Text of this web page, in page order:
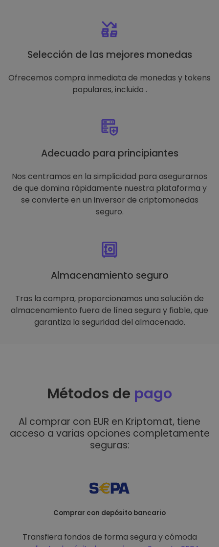
Selección de las mejores monedas
Ofrecemos compra inmediata de monedas y tokens
populares, incluido .
Adecuado para principiantes
Nos centramos en la simplicidad para asegurarnos
de que domina rápidamente nuestra plataforma y
se convierte en un inversor de criptomonedas
seguro.
Almacenamiento seguro
Tras la compra, proporcionamos una solución de
almacenamiento fuera de línea segura y fiable, que
garantiza la seguridad del almacenado.
Métodos de pago
Al comprar con EUR en Kriptomat, tiene
acceso a varias opciones completamente
seguras:
Comprar con depósito bancario
Transfiera fondos de forma segura y cómoda